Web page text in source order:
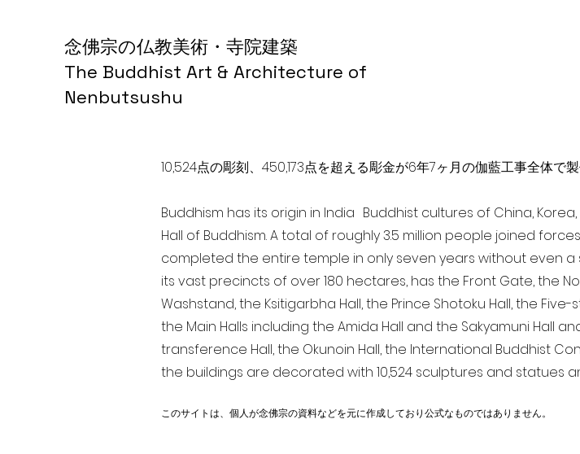
念佛宗の仏教美術・寺院建築
The Buddhist Art & Architecture of
Nenbutsushu
10,524点の彫刻、450,173点を超える彫金が6年7ヶ月の伽藍工事全体で製
Buddhism has its origin in India Buddhist cultures of China,
Hall of Buddhism. A total of roughly 3.5 million people joined
completed the entire temple in only seven years without even
its vast precincts of over 180 hectares, has the Front Gate, the
Washstand, the Ksitigarbha Hall, the Prince Shotoku Hall, the
the Main Halls including the Amida Hall and the Sakyamuni Hall
transference Hall, the Okunoin Hall, the International Buddhist
the buildings are decorated with 10,524 sculptures and statues
このサイトは、個人が念佛宗の資料などを元に作成しており公式なものではありません。